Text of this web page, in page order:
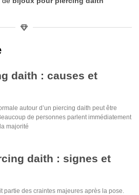
daith : causes et
autour d’un piercing daith peut être
de personnes parlent immédiatement
majorité
daith : signes et
partie des craintes majeures après la pose.